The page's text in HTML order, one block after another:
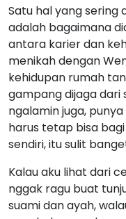
Satu hal yang sering
adalah bagaimana
antara karier dan
menikah dengan
kehidupan rumah
gampang dijaga dari
ngalamin juga,
harus tetap bisa
sendiri, itu sulit
Kalau aku lihat dari
nggak ragu buat
suami dan ayah,